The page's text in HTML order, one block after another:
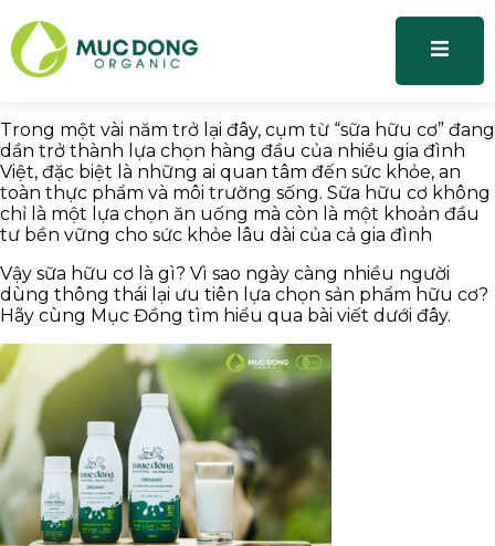
Trong một vài năm trở lại đây, cụm từ “sữa hữu cơ” đang
dần trở thành lựa chọn hàng đầu của nhiều gia đình
Việt, đặc biệt là những ai quan tâm đến sức khỏe, an
toàn thực phẩm và môi trường sống. Sữa hữu cơ không
chỉ là một lựa chọn ăn uống mà còn là một khoản đầu
tư bền vững cho sức khỏe lâu dài của cả gia đình
Vậy sữa hữu cơ là gì? Vì sao ngày càng nhiều người
dùng thông thái lại ưu tiên lựa chọn sản phẩm hữu cơ?
Hãy cùng Mục Đồng tìm hiểu qua bài viết dưới đây.